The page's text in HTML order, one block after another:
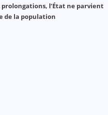
l’État ne parvient
de la population